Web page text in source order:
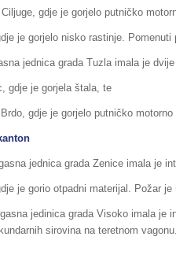
gdje je gorjelo putničko
je gorjelo nisko rastinje. Pomenuti
jednica grada Tuzla imala je
gdje je gorjela štala, te
gdje je gorjelo putničko motorno
jednica grada Zenice imala je
je gorio otpadni materijal. Požar je
jedinica grada Visoko imala je
sirovina na teretnom vagonu.